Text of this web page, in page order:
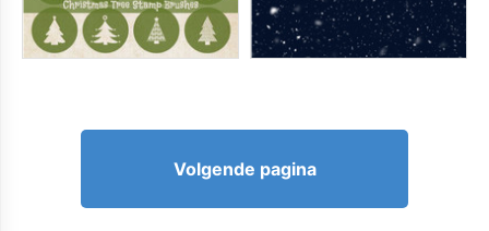
Volgende pagina